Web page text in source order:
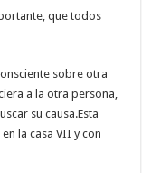
que todos
sobre otra
a la otra persona,
su causa.Esta
la casa VII y con